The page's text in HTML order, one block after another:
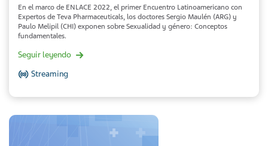
En el marco de ENLACE 2022, el primer Encuentro Latinoamericano con
Expertos de Teva Pharmaceuticals, los doctores Sergio Maulén (ARG) y
Paulo Melipil (CHI) exponen sobre Sexualidad y género: Conceptos
fundamentales.
Seguir leyendo
Streaming